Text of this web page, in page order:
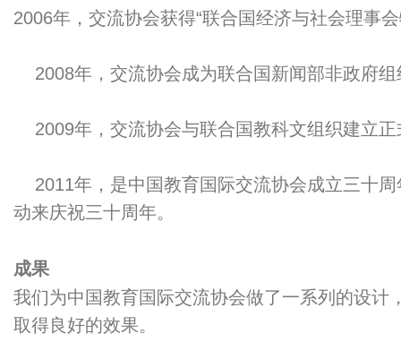
2006年，交流协会获得“联合国经济与社会理事
2008年，交流协会成为联合国新闻部非政府组
2009年，交流协会与联合国教科文组织建立正
2011年，是中国教育国际交流协会成立三十周
动来庆祝三十周年。
成果
我们为中国教育国际交流协会做了一系列的设计
取得良好的效果。